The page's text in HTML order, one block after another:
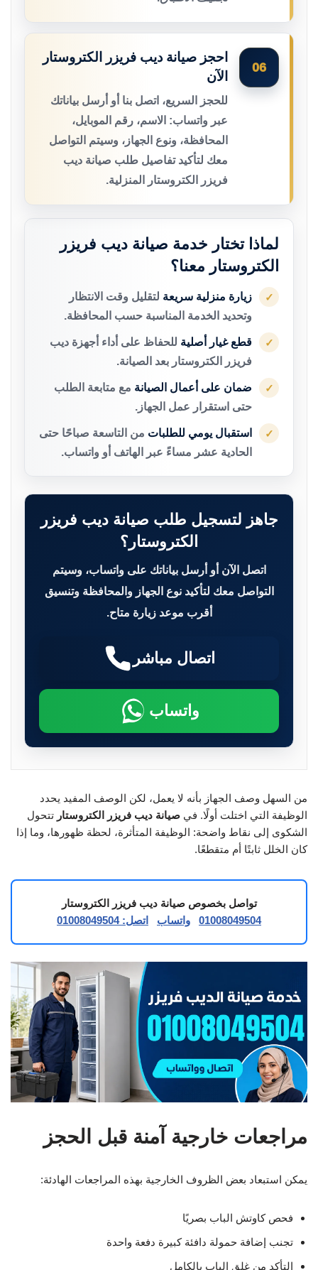
06
احجز صيانة ديب فريزر الكتروستار
الآن
للحجز السريع، اتصل بنا أو أرسل بياناتك
عبر واتساب: الاسم، رقم الموبايل،
المحافظة، ونوع الجهاز، وسيتم التواصل
معك لتأكيد تفاصيل طلب صيانة ديب
فريزر الكتروستار المنزلية.
لماذا تختار خدمة صيانة ديب فريزر
الكتروستار معنا؟
✓ زيارة منزلية سريعة لتقليل وقت الانتظار
وتحديد الخدمة المناسبة حسب المحافظة.
✓ قطع غيار أصلية للحفاظ على أداء أجهزة ديب
فريزر الكتروستار بعد الصيانة.
✓ ضمان على أعمال الصيانة مع متابعة الطلب
حتى استقرار عمل الجهاز.
✓ استقبال يومي للطلبات من التاسعة صباحًا حتى
الحادية عشر مساءً عبر الهاتف أو واتساب.
جاهز لتسجيل طلب صيانة ديب فريزر
الكتروستار؟
اتصل الآن أو أرسل بياناتك على واتساب، وسيتم
التواصل معك لتأكيد نوع الجهاز والمحافظة وتنسيق
أقرب موعد زيارة متاح.
اتصال مباشر
واتساب
من السهل وصف الجهاز بأنه لا يعمل، لكن الوصف المفيد يحدد
الوظيفة التي اختلت أولًا. في صيانة ديب فريزر الكتروستار تتحول
الشكوى إلى نقاط واضحة: الوظيفة المتأثرة، لحظة ظهورها، وما إذا
كان الخلل ثابتًا أم متقطعًا.
تواصل بخصوص صيانة ديب فريزر الكتروستار
01008049504
واتساب اتصل: 01008049504
مراجعات خارجية آمنة قبل الحجز
يمكن استبعاد بعض الظروف الخارجية بهذه المراجعات الهادئة:
فحص كاوتش الباب بصريًا
تجنب إضافة حمولة دافئة كبيرة دفعة واحدة
التأكد من غلق الباب بالكامل